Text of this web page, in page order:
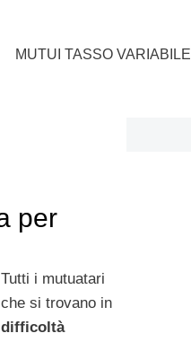
MUTUI TASSO VARIABILE
per
Tutti i mutuatari
che si trovano in
difficoltà